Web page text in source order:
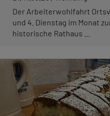
Der Arbeiterwohlfahrt
und 4. Dienstag im Monat
historische Rathaus ...